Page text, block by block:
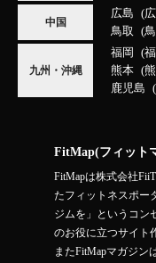
中国
広島
鳥取
九州・沖縄
福岡
熊本
鹿児島
FitMap(フィット
FitMapは株式会社
たフィットネスポー
ジムを」というコン
のお役に立つサイト
またFitMapマガジン